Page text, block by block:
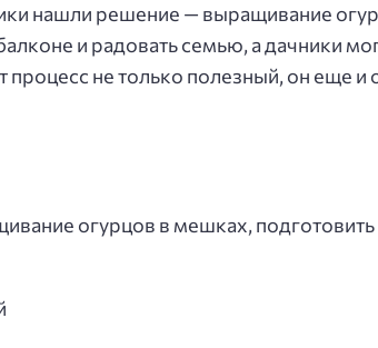
нашли решение — выращивание
и радовать семью, а дачники
процесс не только полезный, он еще и
огурцов в мешках,